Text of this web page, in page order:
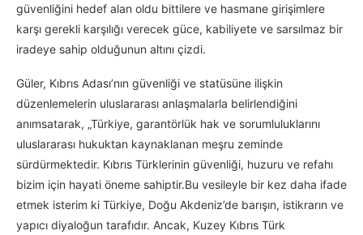
güvenliğini hedef alan oldu bittilere ve hasmane girişimlere
karşı gerekli karşılığı verecek güce, kabiliyete ve sarsılmaz bir
iradeye sahip olduğunun altını çizdi.
Güler, Kıbrıs Adası’nın güvenliği ve statüsüne ilişkin
düzenlemelerin uluslararası anlaşmalarla belirlendiğini
anımsatarak, „Türkiye, garantörlük hak ve sorumluluklarını
uluslararası hukuktan kaynaklanan meşru zeminde
sürdürmektedir. Kıbrıs Türklerinin güvenliği, huzuru ve refahı
bizim için hayati öneme sahiptir.Bu vesileyle bir kez daha ifade
etmek isterim ki Türkiye, Doğu Akdeniz’de barışın, istikrarın ve
yapıcı diyaloğun tarafıdır. Ancak, Kuzey Kıbrıs Türk